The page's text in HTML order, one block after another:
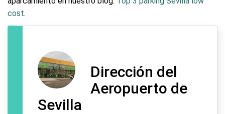
cost.
Dirección del
Aeropuerto de
Sevilla